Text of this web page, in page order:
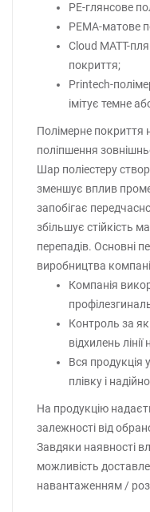
PE-глянсове
PEMA-матове
Cloud MATT-
покриття;
Printech-
імітує темне
Полімерне покриття
поліпшення
Шар поліестеру
зменшує вплив
запобігає
збільшує стійкість
перепадів. Основні
виробництва
Компанія
Контроль за
відхилень
Вся продукція
плівку і
На продукцію
залежності від
Завдяки наявності
можливість
навантаженням /